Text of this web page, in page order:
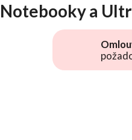
Notebooky a